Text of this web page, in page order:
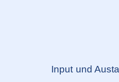
Input und